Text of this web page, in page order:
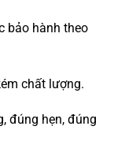
bảo hành theo
chất lượng.
đúng hẹn, đúng